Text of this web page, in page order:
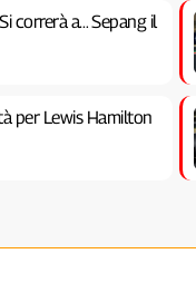
correrà a… Sepang il
per Lewis Hamilton